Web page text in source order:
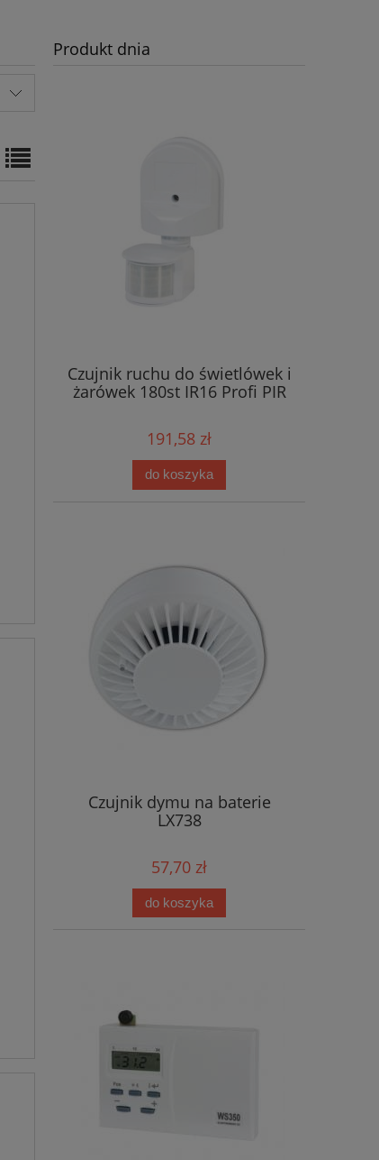
Produkt dnia
Czujnik ruchu do świetlówek i
żarówek 180st IR16 Profi PIR
191,58 zł
do koszyka
Czujnik dymu na baterie
LX738
57,70 zł
do koszyka